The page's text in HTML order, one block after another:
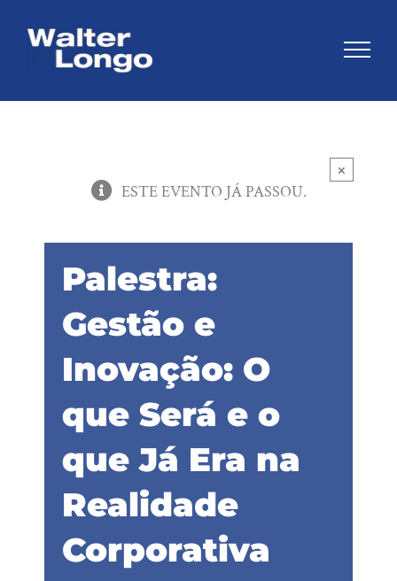
×
ESTE EVENTO JÁ PASSOU.
Palestra:
Gestão e
Inovação: O
que Será e o
que Já Era na
Realidade
Corporativa